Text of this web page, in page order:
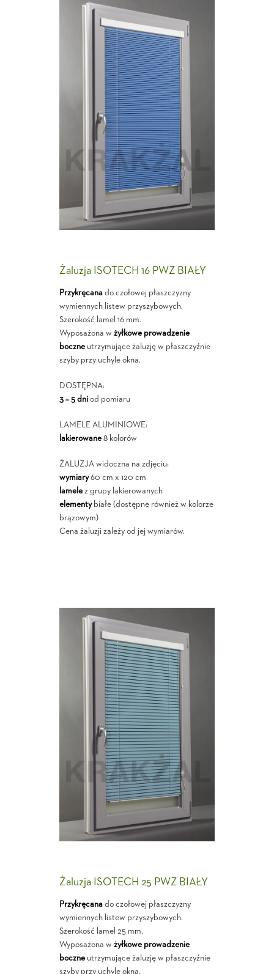
Żaluzja ISOTECH 16 PWZ BIAŁY
Przykręcanado czołowej płaszczyzny
wymiennych listew przyszybowych.
Szerokość lamel 16 mm.
Wyposażona w żyłkowe prowadzenie
boczneutrzymujące żaluzję w płaszczyźnie
szyby przy uchyle okna.
DOSTĘPNA:
3 – 5 dniod pomiaru
LAMELE ALUMINIOWE:
lakierowane8 kolorów
ŻALUZJA widoczna na zdjęciu:
wymiary60 cm x 120 cm
lamelez grupy lakierowanych
elementybiałe (dostępne również w kolorze
brązowym)
Cena żaluzji zależy od jej wymiarów.
Żaluzja ISOTECH 25 PWZ BIAŁY
Przykręcanado czołowej płaszczyzny
wymiennych listew przyszybowych.
Szerokość lamel 25 mm.
Wyposażona w żyłkowe prowadzenie
boczneutrzymujące żaluzję w płaszczyźnie
szyby przy uchyle okna.